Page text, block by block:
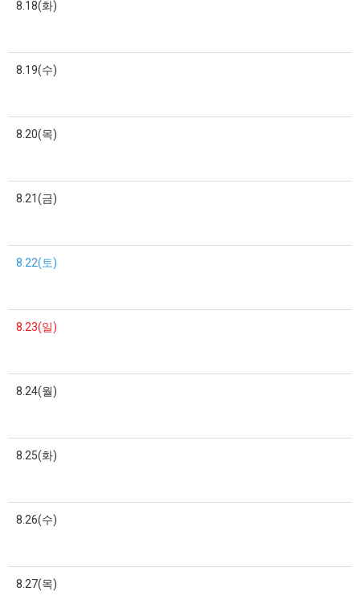
8.18(화)
8.19(수)
8.20(목)
8.21(금)
8.22(토)
8.23(일)
8.24(월)
8.25(화)
8.26(수)
8.27(목)